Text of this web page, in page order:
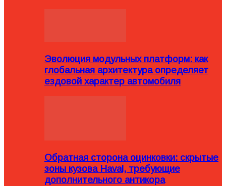
Эволюция модульных платформ: как
глобальная архитектура определяет
ездовой характер автомобиля
Обратная сторона оцинковки: скрытые
зоны кузова Haval, требующие
дополнительного антикора